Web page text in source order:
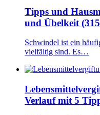
Tipps und
und Übelkeit
Schwindel ist ein
vielfältig sind. Es…
Verlauf mit 5